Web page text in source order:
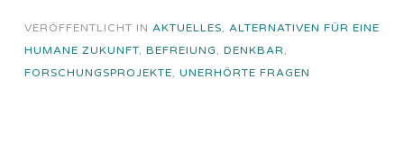
VERÖFFENTLICHT IN AKTUELLES, ALTERNATIVEN FÜR EINE
HUMANE ZUKUNFT, BEFREIUNG, DENKBAR,
FORSCHUNGSPROJEKTE, UNERHÖRTE FRAGEN